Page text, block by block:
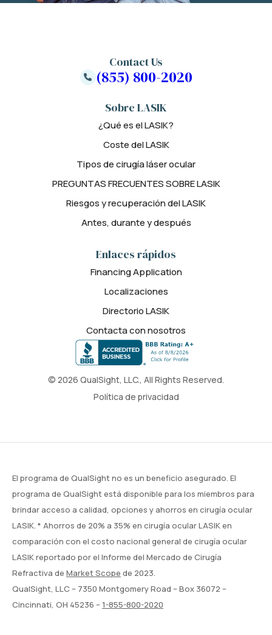
© 2026 QualSight, LLC., All Rights Reserved.
Política de privacidad
Sobre LASIK
¿Qué es el LASIK?
Coste del LASIK
Tipos de cirugía láser ocular
PREGUNTAS FRECUENTES SOBRE LASIK
Riesgos y recuperación del LASIK
Antes, durante y después
Enlaces rápidos
Financing Application
Localizaciones
Directorio LASIK
Contacta con nosotros
Contact Us
(855) 800-2020
El programa de QualSight no es un beneficio asegurado. El
programa de QualSight está disponible para los miembros para
brindar acceso a calidad, opciones y ahorros en cirugía ocular
LASIK. * Ahorros de 20% a 35% en cirugía ocular LASIK en
comparación con el costo nacional general de cirugía ocular
LASIK reportado por el Informe del Mercado de Cirugía
Refractiva de Market Scope de 2023.
QualSight, LLC – 7350 Montgomery Road – Box 36072 –
Cincinnati, OH 45236 –1-855-800-2020